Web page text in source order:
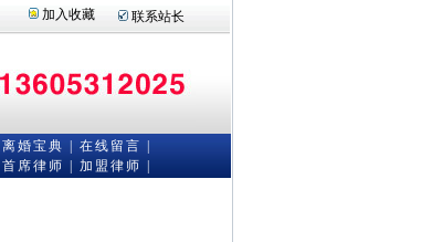
加入收藏 联系站长
离婚宝典 在线留言
首席律师 加盟律师 |